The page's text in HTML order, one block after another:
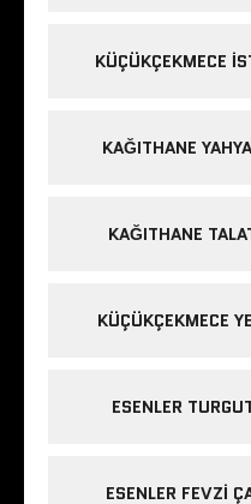
KÜÇÜKÇEKMECE
KAĞITHANE
KAĞITHANE
KÜÇÜKÇEKMECE
ESENLER
ESENLER FEVZI